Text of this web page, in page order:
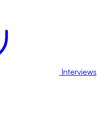
Interviews